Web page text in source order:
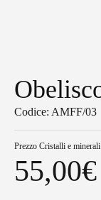
Codice: AMFF/03
Prezzo Cristalli e
55,00€